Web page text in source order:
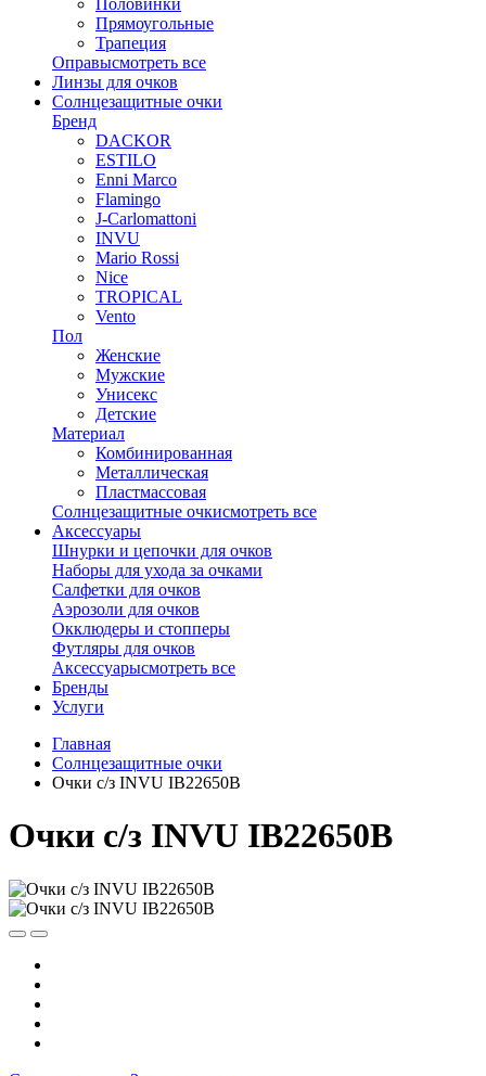
Прямоугольные
Трапеция
Оправысмотреть все
Линзы для очков
Солнцезащитные очки
Бренд
DACKOR
ESTILO
Enni Marco
Flamingo
J-Carlomattoni
INVU
Mario Rossi
Nice
TROPICAL
Vento
Пол
Женские
Мужские
Унисекс
Детские
Материал
Комбинированная
Металлическая
Пластмассовая
Солнцезащитные очкисмотреть все
Аксессуары
Шнурки и цепочки для очков
Наборы для ухода за очками
Салфетки для очков
Аэрозоли для очков
Окклюдеры и стопперы
Футляры для очков
Аксессуарысмотреть все
Бренды
Услуги
Главная
Солнцезащитные очки
Очки с/з INVU IB22650B
Очки с/з INVU IB22650B